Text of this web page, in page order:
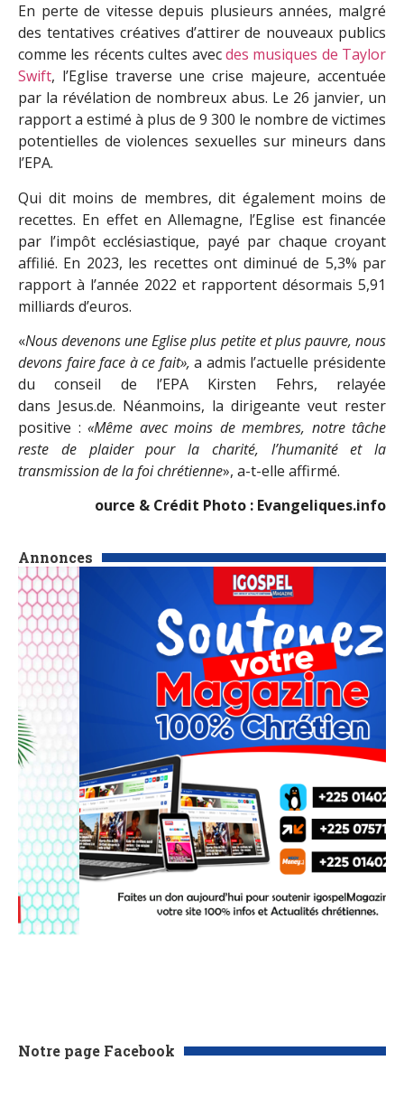
Annonces
Notre page Facebook
En perte de vitesse depuis plusieurs années, malgré
des tentatives créatives d’attirer de nouveaux publics
comme les récents cultes avecdes musiques de Taylor
Swift, l’Eglise traverse une crise majeure, accentuée
par la révélation de nombreux abus. Le 26 janvier, un
rapport a estimé à plus de 9 300 le nombre de victimes
potentielles de violences sexuelles sur mineurs dans
l’EPA.
Qui dit moins de membres, dit également moins de
recettes. En effet en Allemagne, l’Eglise est financée
par l’impôt ecclésiastique, payé par chaque croyant
affilié. En 2023, les recettes ont diminué de 5,3% par
rapport à l’année 2022 et rapportent désormais 5,91
milliards d’euros.
«Nous devenons une Eglise plus petite et plus pauvre, nous
devons faire face à ce fait»,a admis l’actuelle présidente
du conseil de l’EPA Kirsten Fehrs, relayée
dans Jesus.de. Néanmoins, la dirigeante veut rester
positive : «Même avec moins de membres, notre tâche
reste de plaider pour la charité, l’humanité et la
transmission de la foi chrétienne», a-t-elle affirmé.
ource & Crédit Photo : Evangeliques.info